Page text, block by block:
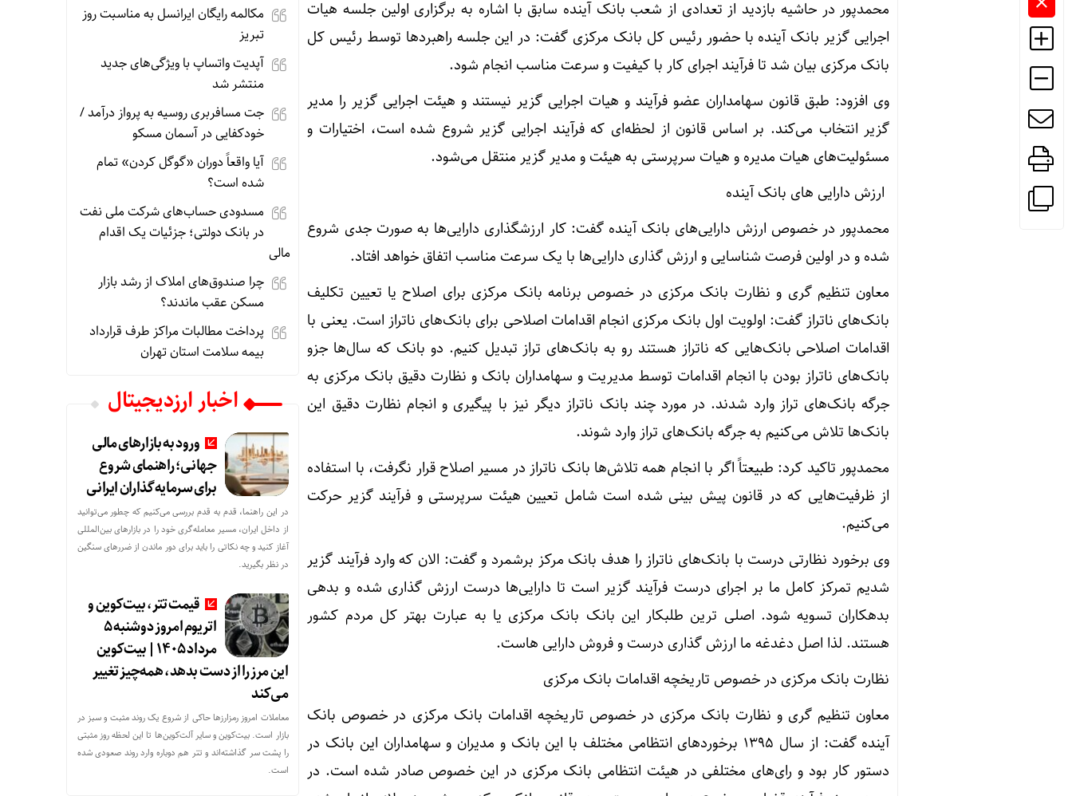
محمدپور در حاشیه بازدید از تعدادی از شعب بانک آینده سابق با اشاره به برگزاری اولین جلسه هیات
اجرایی گزیر بانک آینده با حضور رئیس کل بانک مرکزی گفت: در این جلسه راهبردها توسط رئیس کل
بانک مرکزی بیان شد تا فرآیند اجرای کار با کیفیت و سرعت مناسب انجام شود.
وی افزود: طبق قانون سهامداران عضو فرآیند و هیات اجرایی گزیر نیستند و هیئت اجرایی گزیر را مدیر
گزیر انتخاب می‌کند. بر اساس قانون از لحظه‌ای که فرآیند اجرایی گزیر شروع شده است، اختیارات و
مسئولیت‌های هیات مدیره و هیات سرپرستی به هیئت و مدیر گزیر منتقل می‌شود.
ارزش دارایی‌ های بانک آینده
محمدپور در خصوص ارزش دارایی‌های بانک آینده گفت: کار ارزشگذاری دارایی‌ها به صورت جدی شروع
شده و در اولین فرصت شناسایی و ارزش گذاری دارایی‌ها با یک سرعت مناسب اتفاق خواهد افتاد.
معاون تنظیم گری و نظارت بانک مرکزی در خصوص برنامه بانک مرکزی برای اصلاح یا تعیین تکلیف
بانک‌های ناتراز گفت: اولویت اول بانک مرکزی انجام اقدامات اصلاحی برای بانک‌های ناتراز است. یعنی با
اقدامات اصلاحی بانک‌هایی که ناتراز هستند رو به بانک‌های تراز تبدیل کنیم. دو بانک که سال‌ها جزو
بانک‌های ناتراز بودن با انجام اقدامات توسط مدیریت و سهامداران بانک و نظارت دقیق بانک مرکزی به
جرگه بانک‌های تراز وارد شدند. در مورد چند بانک ناتراز دیگر نیز با پیگیری و انجام نظارت دقیق این
بانک‌ها تلاش می‌کنیم به جرگه بانک‌های تراز وارد شوند.
محمدپور تاکید کرد: طبیعتاً اگر با انجام همه تلاش‌ها بانک ناتراز در مسیر اصلاح قرار نگرفت، با استفاده
از ظرفیت‌هایی که در قانون پیش بینی شده است شامل تعیین هیئت سرپرستی و فرآیند گزیر حرکت
می‌کنیم.
وی برخورد نظارتی درست با بانک‌های ناتراز را هدف بانک مرکز برشمرد و گفت: الان که وارد فرآیند گزیر
شدیم تمرکز کامل ما بر اجرای درست فرآیند گزیر است تا دارایی‌ها درست ارزش گذاری شده و بدهی
بدهکاران تسویه شود. اصلی ترین طلبکار این بانک بانک مرکزی یا به عبارت بهتر کل مردم کشور
هستند. لذا اصل دغدغه ما ارزش گذاری درست و فروش دارایی هاست.
نظارت بانک مرکزی در خصوص تاریخچه اقدامات بانک مرکزی
معاون تنظیم گری و نظارت بانک مرکزی در خصوص تاریخچه اقدامات بانک مرکزی در خصوص بانک
آینده گفت: از سال ۱۳۹۵ برخوردهای انتظامی مختلف با این بانک و مدیران و سهامداران این بانک در
دستور کار بود و رای‌های مختلفی در هیئت انتظامی بانک مرکزی در این خصوص صادر شده است. در
مکالمه رایگان ایرانسل به مناسبت روز
تبریز
آپدیت‌ واتساپ با ویژگی‌های جدید
منتشر شد
جت مسافربری روسیه به پرواز درآمد /
خودکفایی در آسمان مسکو
آیا واقعاً دوران «گوگل کردن» تمام
شده است؟
مسدودی حساب‌های شرکت ملی نفت
در بانک دولتی؛ جزئیات یک اقدام
مالی
چرا صندوق‌های املاک از رشد بازار
مسکن عقب ماندند؟
پرداخت مطالبات مراکز طرف قرارداد
بیمه سلامت استان تهران
اخبار ارزدیجیتال
ورود به بازارهای مالی
جهانی؛ راهنمای شروع
برای سرمایه‌گذاران ایرانی
در این راهنما، قدم به قدم بررسی می‌کنیم که چطور می‌توانید
از داخل ایران، مسیر معامله‌گری خود را در بازارهای بین‌المللی
آغاز کنید و چه نکاتی را باید برای دور ماندن از ضررهای سنگین
در نظر بگیرید.
قیمت تتر، بیت‌کوین و
اتریوم امروز دوشنبه ۵
مرداد ۱۴۰۵ | بیت‌کوین
این مرز را از دست بدهد، همه‌چیز تغییر
می‌کند
معاملات امروز رمزارز‌ها حاکی از شروع یک روند مثبت و سبز در
بازار است. بیت‌کوین و سایر آلت‌کوین‌ها تا این لحظه روز مثبتی
را پشت سر گذاشته‌اند و تتر هم دوباره وارد روند صعودی شده
است.